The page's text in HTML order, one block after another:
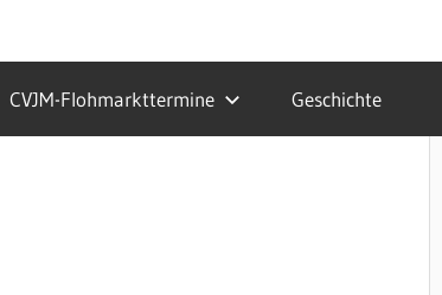
CVJM-Flohmarkttermine Geschichte